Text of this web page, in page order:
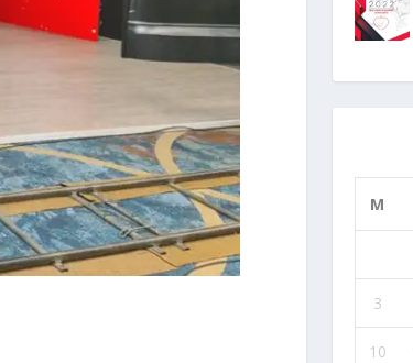
M
3
10